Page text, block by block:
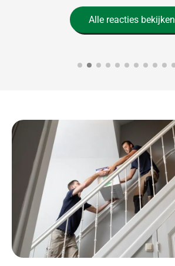
Alle reacties bekijken